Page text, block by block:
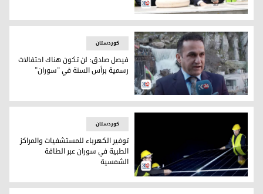
مسرور بارزاني خلال وضع حجر الأساس لأحد مشاريع سوران
فيصل صادق
کوردستان
فيصل صادق: لن تكون هناك احتفالات
رسمية برأس السنة في "سوران"
سوران
کوردستان
توفير الكهرباء للمستشفيات والمراكز
الطبية في سوران عبر الطاقة
الشمسية